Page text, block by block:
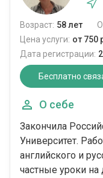
Возраст: 58 лет
Цена услуги: от 750
Дата регистрации:
Бесплатно
О себе
Закончила
Университет.
английского и
частные уроки